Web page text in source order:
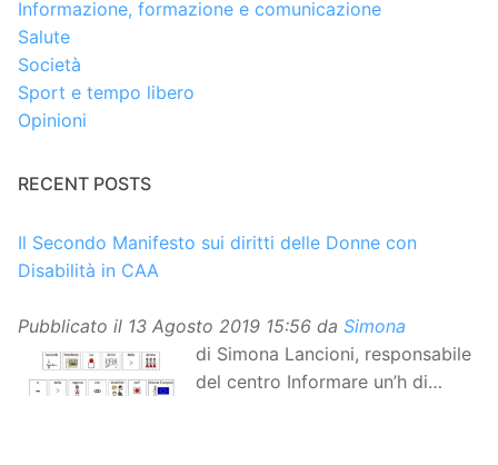
Informazione, formazione e comunicazione
Salute
Società
Sport e tempo libero
Opinioni
RECENT POSTS
Il Secondo Manifesto sui diritti delle Donne con
Disabilità in CAA
Pubblicato il 13 Agosto 2019 15:56 da Simona
di Simona Lancioni, responsabile
del centro Informare un’h di